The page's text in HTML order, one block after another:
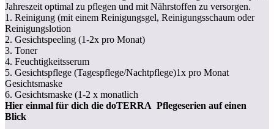
Jahreszeit optimal zu pflegen und mit Nährstoffen zu versorgen.
1. Reinigung (mit einem Reinigungsgel, Reinigungsschaum oder
Reinigungslotion
2. Gesichtspeeling (1-2x pro Monat)
3. Toner
4. Feuchtigkeitsserum
5. Gesichtspflege (Tagespflege/Nachtpflege)1x pro Monat
Gesichtsmaske
6. Gesichtsmaske (1-2 x monatlich
Hier einmal für dich die doTERRA Pflegeserien auf einen
Blick